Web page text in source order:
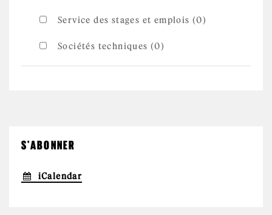
Service des stages et emplois (0)
Sociétés techniques (0)
S'ABONNER
iCalendar